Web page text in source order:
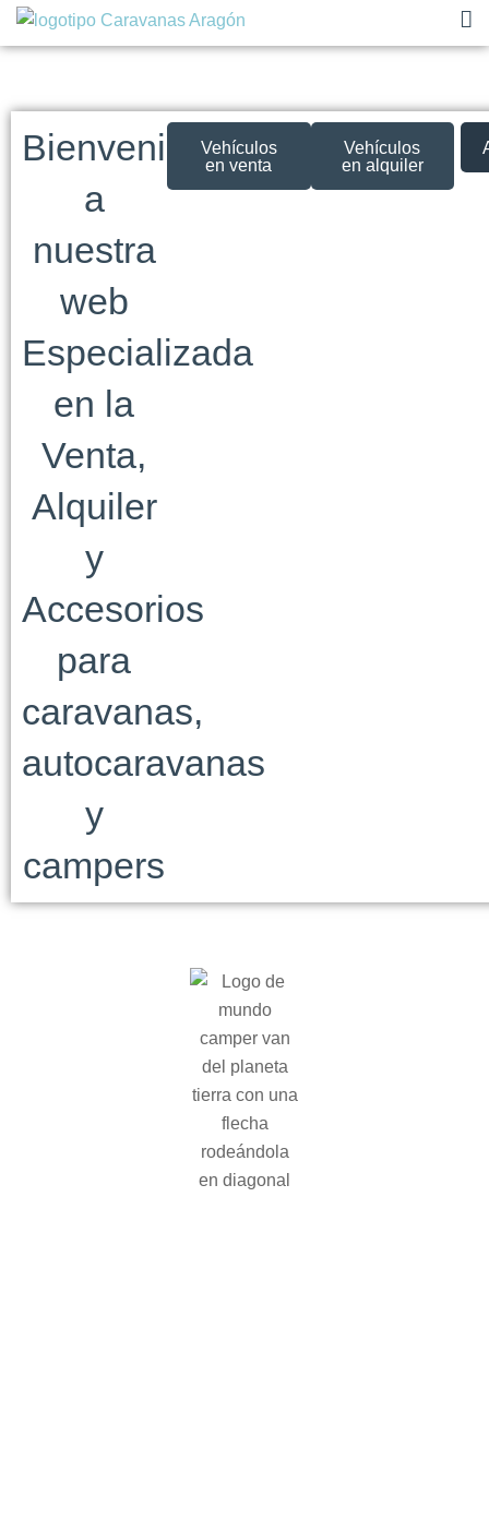
Bienvenido
a
nuestra
web
Especializada
en la
Venta,
Alquiler
y
Accesorios
para
caravanas,
autocaravanas
y
campers
Vehículos
en venta
Vehículos
en alquiler